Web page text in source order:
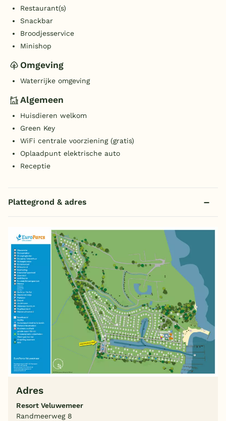
Restaurant(s)
Snackbar
Broodjesservice
Minishop
Omgeving
Waterrijke omgeving
Algemeen
Huisdieren welkom
Green Key
WiFi centrale voorziening (gratis)
Oplaadpunt elektrische auto
Receptie
Plattegrond & adres
Adres
Resort Veluwemeer
Randmeerweg 8